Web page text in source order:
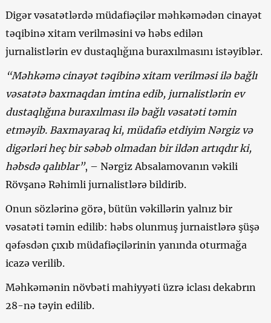
Digər vəsatətlərdə müdafiəçilər məhkəmədən cinayət
təqibinə xitam verilməsini və həbs edilən
jurnalistlərin ev dustaqlığına buraxılmasını istəyiblər.
“Məhkəmə cinayət təqibinə xitam verilməsi ilə bağlı
vəsatətə baxmaqdan imtina edib, jurnalistlərin ev
dustaqlığına buraxılmasıilə bağlı vəsatəti təmin
etməyib. Baxmayaraq ki, müdafiə etdiyim Nərgiz və
digərləri heç bir səbəb olmadan bir ildən artıqdır ki,
həbsdə qalıblar”, – Nərgiz Absalamovanın vəkili
Rövşanə Rəhimli jurnalistlərə bildirib.
Onun sözlərinə görə, bütün vəkillərin yalnız bir
vəsatəti təmin edilib: həbs olunmuş jurnaistlərə şüşə
qəfəsdən çıxıb müdafiəçilərinin yanında oturmağa
icazə verilib.
Məhkəmənin növbəti mahiyyəti üzrə iclası dekabrın
28-nə təyin edilib.